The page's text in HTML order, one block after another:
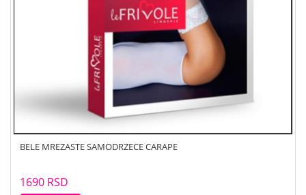
BELE MREZASTE SAMODRZECE CARAPE
1690 RSD